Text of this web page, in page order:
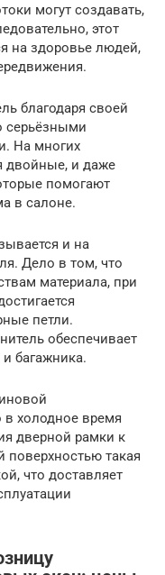
могут создавать,
этот
на здоровье людей,
благодаря своей
серьёзными
На многих
двойные, и даже
помогают
в салоне.
и на
Дело в том, что
материала, при
петли.
обеспечивает
багажника.
в холодное время
дверной рамки к
поверхностью такая
что доставляет